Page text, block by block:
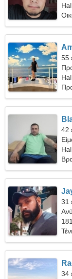
55
42
31
34